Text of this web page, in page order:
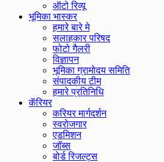
ऑटो रिव्यू
भूमिका भास्कर
हमारे बारे मे
सलाहकार परिषद
फोटो गैलरी
विज्ञापन
भूमिका ग्रामोदय समिति
संपादकीय टीम
हमारे प्रतिनिधि
कॅरियर
करियर मार्गदर्शन
स्वरोजगार
एडमिशन
जॉब्स
बोर्ड रिजल्ट्स